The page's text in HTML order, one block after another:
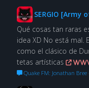
SERGIO [Army
Qué cosas tan raras
idea XD No está mal.
como el clásico de
tetas artísticas
Quake FM: Jonathan Bree·